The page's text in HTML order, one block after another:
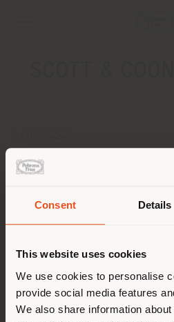
Consent Details
This website uses cookies
We use cookies to personalise
provide social media features
We also share information
2120 E. 7th Street
AUSTIN 78702
KONTAKTE
Telefon +1 512-480-0436
EINEN TERMIN ANFRAGEN
Sie browsen in
Land als Ihrem
empfehlen